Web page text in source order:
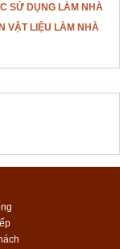
SỬ DỤNG LÀM NHÀ
VẬT LIỆU LÀM NHÀ